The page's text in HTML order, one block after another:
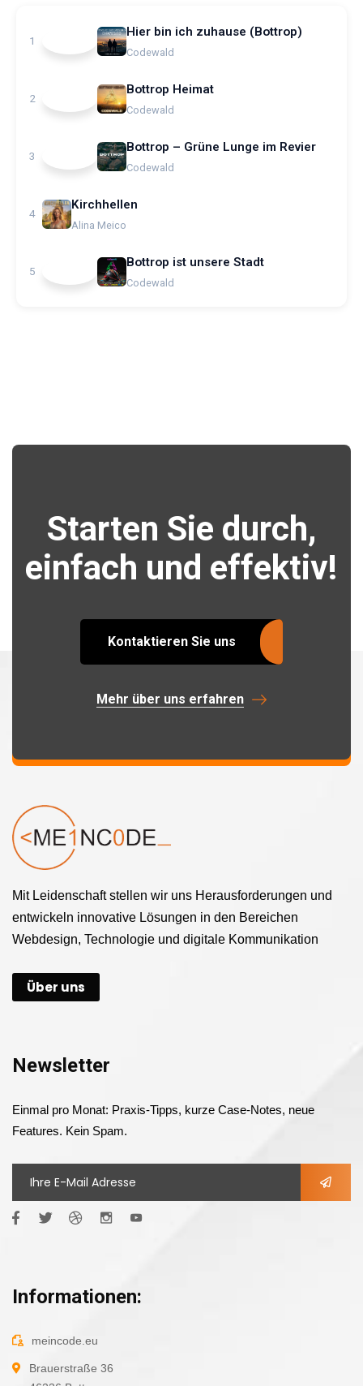
1
Hier bin ich zuhause (Bottrop)
Codewald
2
Bottrop Heimat
Codewald
3
Bottrop – Grüne Lunge im Revier
Codewald
4
Kirchhellen
Alina Meico
5
Bottrop ist unsere Stadt
Codewald
Starten Sie durch,
einfach und effektiv!
Kontaktieren Sie uns
Mehr über uns erfahren
Mit Leidenschaft stellen wir uns Herausforderungen und
entwickeln innovative Lösungen in den Bereichen
Webdesign, Technologie und digitale Kommunikation
Über uns
Newsletter
Einmal pro Monat: Praxis-Tipps, kurze Case-Notes, neue
Features. Kein Spam.
Informationen:
meincode.eu
Brauerstraße 36